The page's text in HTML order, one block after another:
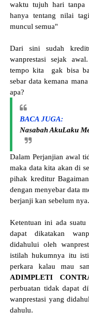
waktu tujuh hari tanpa
hanya tentang nilai
muncul semua"
Dari sini sudah
wanprestasi sejak
tempo kita gak bisa
sebar data kemana
apa?
BACA JUGA:
Nasabah AkuLaku
Dalam Perjanjian awal
maka data kita akan di
pihak kreditur
dengan menyebar data
berjanji kan sebelum nya.
Ketentuan ini ada suatu
dapat dikatakan
didahului oleh
istilah hukumnya itu
perkara kalau mau
ADIMPLETI
perbuatan tidak dapat
wanprestasi yang
dahulu.